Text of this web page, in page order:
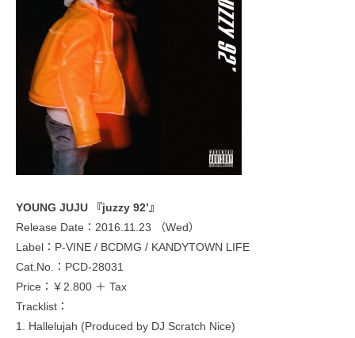
YOUNG JUJU 『juzzy 92’』
Release Date：2016.11.23 （Wed）
Label：P-VINE / BCDMG / KANDYTOWN LIFE
Cat.No.：PCD-28031
Price：￥2.800 ＋ Tax
Tracklist：
1. Hallelujah (Produced by DJ Scratch Nice)